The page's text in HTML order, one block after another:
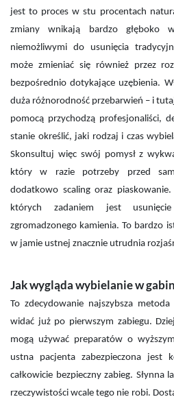
jest to proces w stu procentach
zmiany wnikają bardzo głęboko
niemożliwymi do usunięcia
może zmieniać się również przez
bezpośrednio dotykające uzębienia.
duża różnorodność przebarwień – i
pomocą przychodzą profesjonaliści,
stanie określić, jaki rodzaj i czas
Skonsultuj więc swój pomysł z
który w razie potrzeby przed
dodatkowo scaling oraz
których zadaniem jest
zgromadzonego kamienia. To bardzo
w jamie ustnej znacznie utrudnia
Jak wygląda wybielanie w
To zdecydowanie najszybsza
widać już po pierwszym zabiegu.
mogą używać preparatów o
ustna pacjenta zabezpieczona
całkowicie bezpieczny zabieg.
rzeczywistości wcale tego nie robi.